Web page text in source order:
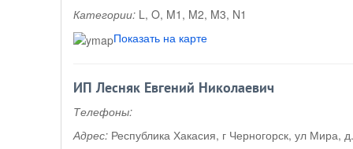
Категории: L, O, M1, M2, M3, N1
Показать на карте
ИП Лесняк Евгений Николаевич
Телефоны:
Адрес: Республика Хакасия, г Черногорск, ул Мира,